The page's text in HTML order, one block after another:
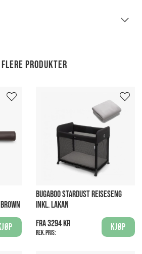
flere produkter
BUGABOO STARDUST REISESENG
INKL. LAKAN
Fra 3294 kr
Rek. pris:
Kjøp